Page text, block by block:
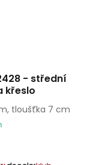
- střední
křeslo
tloušťka 7 cm